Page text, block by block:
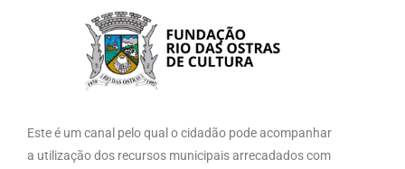
Este é um canal pelo qual o cidadão pode acompanhar
a utilização dos recursos municipais arrecadados com